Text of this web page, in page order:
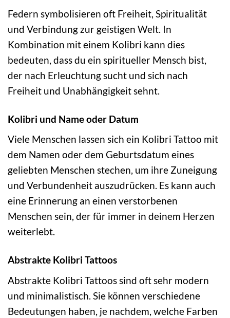
Federn symbolisieren oft Freiheit, Spiritualität
und Verbindung zur geistigen Welt. In
Kombination mit einem Kolibri kann dies
bedeuten, dass du ein spiritueller Mensch bist,
der nach Erleuchtung sucht und sich nach
Freiheit und Unabhängigkeit sehnt.
Kolibri und Name oder Datum
Viele Menschen lassen sich ein Kolibri Tattoo mit
dem Namen oder dem Geburtsdatum eines
geliebten Menschen stechen, um ihre Zuneigung
und Verbundenheit auszudrücken. Es kann auch
eine Erinnerung an einen verstorbenen
Menschen sein, der für immer in deinem Herzen
weiterlebt.
Abstrakte Kolibri Tattoos
Abstrakte Kolibri Tattoos sind oft sehr modern
und minimalistisch. Sie können verschiedene
Bedeutungen haben, je nachdem, welche Farben